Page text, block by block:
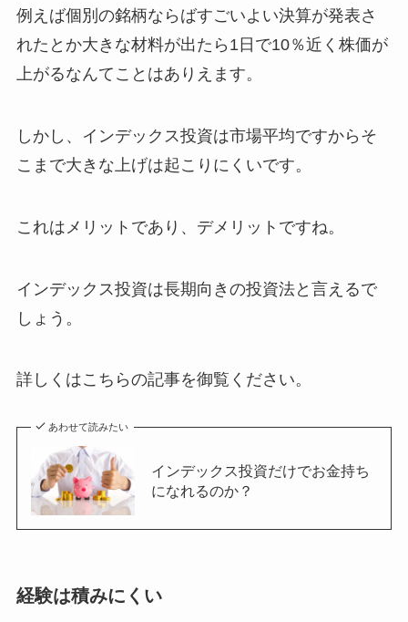
例えば個別の銘柄ならばすごいよい決算が発表さ
れたとか大きな材料が出たら1日で10％近く株価が
上がるなんてことはありえます。
しかし、インデックス投資は市場平均ですからそ
こまで大きな上げは起こりにくいです。
これはメリットであり、デメリットですね。
インデックス投資は長期向きの投資法と言えるで
しょう。
詳しくはこちらの記事を御覧ください。
あわせて読みたい
インデックス投資だけでお金持ち
になれるのか？
経験は積みにくい